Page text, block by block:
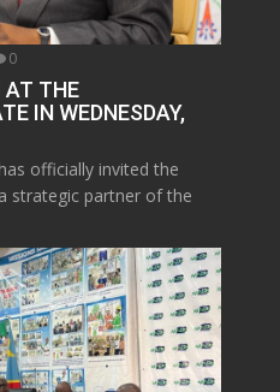
0
AT THE
IN WEDNESDAY,
officially invited the
strategic partner of the